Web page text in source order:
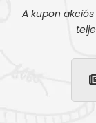
A kupon